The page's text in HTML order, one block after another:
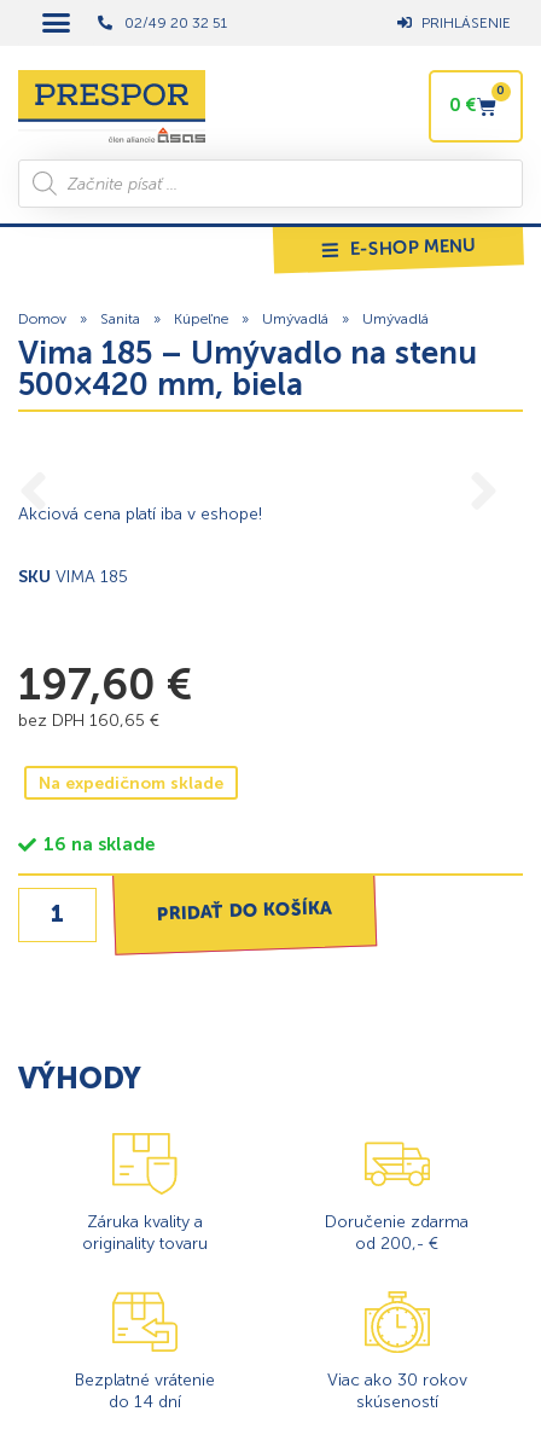
02/49 20 32 51 PRIHLÁSENIE
0 €
0
E-SHOP MENU
Domov » Sanita » Kúpeľne » Umývadlá » Umývadlá
Vima 185 – Umývadlo na stenu
500×420 mm, biela
Akciová cena platí iba v eshope!
SKU VIMA 185
197,60 €
bez DPH 160,65 €
Na expedičnom sklade
16 na sklade
PRIDAŤ DO KOŠÍKA
VÝHODY
Záruka kvality a
originality tovaru
Doručenie zdarma
od 200,- €
Bezplatné vrátenie
do 14 dní
Viac ako 30 rokov
skúseností